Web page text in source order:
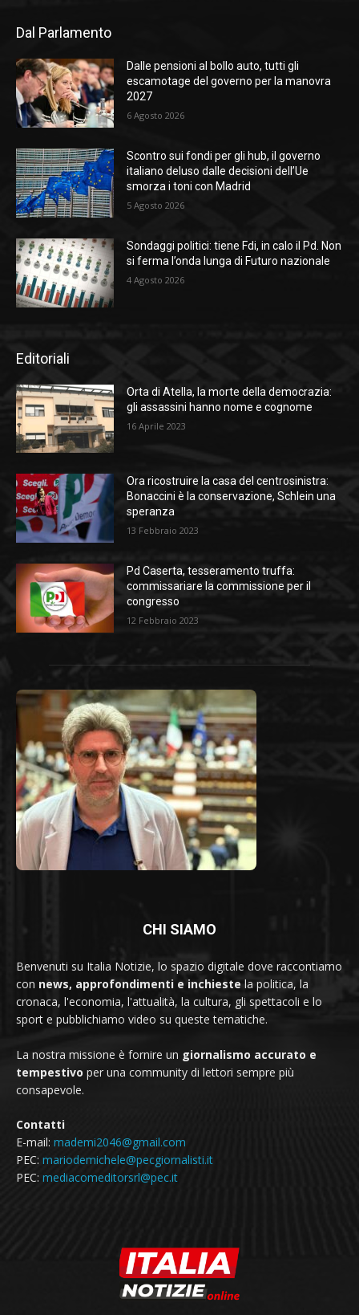
Dal Parlamento
Dalle pensioni al bollo auto, tutti gli
escamotage del governo per la manovra
2027
6 Agosto 2026
Scontro sui fondi per gli hub, il governo
italiano deluso dalle decisioni dell’Ue
smorza i toni con Madrid
5 Agosto 2026
Sondaggi politici: tiene Fdi, in calo il Pd. Non
si ferma l’onda lunga di Futuro nazionale
4 Agosto 2026
Editoriali
Orta di Atella, la morte della democrazia:
gli assassini hanno nome e cognome
16 Aprile 2023
Ora ricostruire la casa del centrosinistra:
Bonaccini è la conservazione, Schlein una
speranza
13 Febbraio 2023
Pd Caserta, tesseramento truffa:
commissariare la commissione per il
congresso
12 Febbraio 2023
CHI SIAMO
Benvenuti su Italia Notizie, lo spazio digitale dove raccontiamo
con news, approfondimenti e inchieste la politica, la
cronaca, l'economia, l'attualità, la cultura, gli spettacoli e lo
sport e pubblichiamo video su queste tematiche.
La nostra missione è fornire un giornalismo accurato e
tempestivo per una community di lettori sempre più
consapevole.
Contatti
E-mail: mademi2046@gmail.com
PEC: mariodemichele@pecgiornalisti.it
PEC: mediacomeditorsrl@pec.it